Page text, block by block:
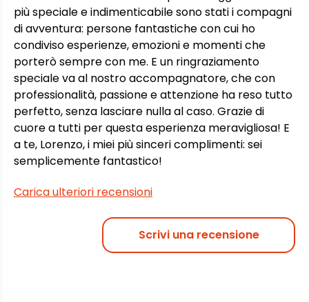
più speciale e indimenticabile sono stati i compagni
di avventura: persone fantastiche con cui ho
condiviso esperienze, emozioni e momenti che
porterò sempre con me. E un ringraziamento
speciale va al nostro accompagnatore, che con
professionalità, passione e attenzione ha reso tutto
perfetto, senza lasciare nulla al caso. Grazie di
cuore a tutti per questa esperienza meravigliosa! E
a te, Lorenzo, i miei più sinceri complimenti: sei
semplicemente fantastico!
Carica ulteriori recensioni
Scrivi una recensione